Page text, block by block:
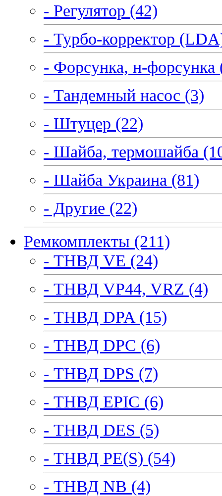
- Регулятор (42)
- Турбо-корректор
- Форсунка, н-форсунка
- Тандемный насос (3)
- Штуцер (22)
- Шайба, термошайба
- Шайба Украина (81)
- Другие (22)
Ремкомплекты (211)
- ТНВД VE (24)
- ТНВД VP44, VRZ (4)
- ТНВД DPA (15)
- ТНВД DPC (6)
- ТНВД DPS (7)
- ТНВД EPIC (6)
- ТНВД DES (5)
- ТНВД PE(S) (54)
- ТНВД NB (4)